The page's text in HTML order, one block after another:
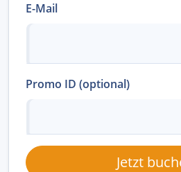
E-Mail
Promo ID (optional)
Jetzt